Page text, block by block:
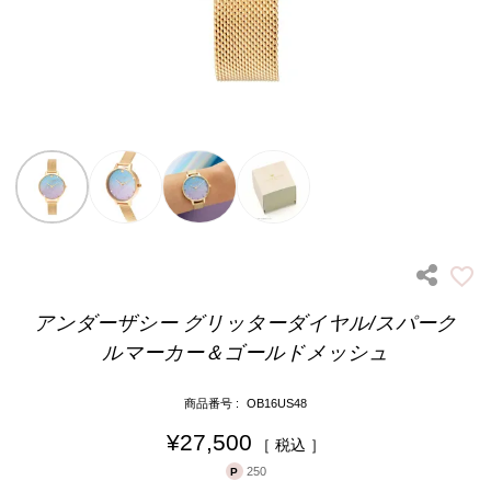
アンダーザシー グリッターダイヤル/スパーク
ルマーカー＆ゴールドメッシュ
商品番号 OB16US48
¥27,500 税込
250